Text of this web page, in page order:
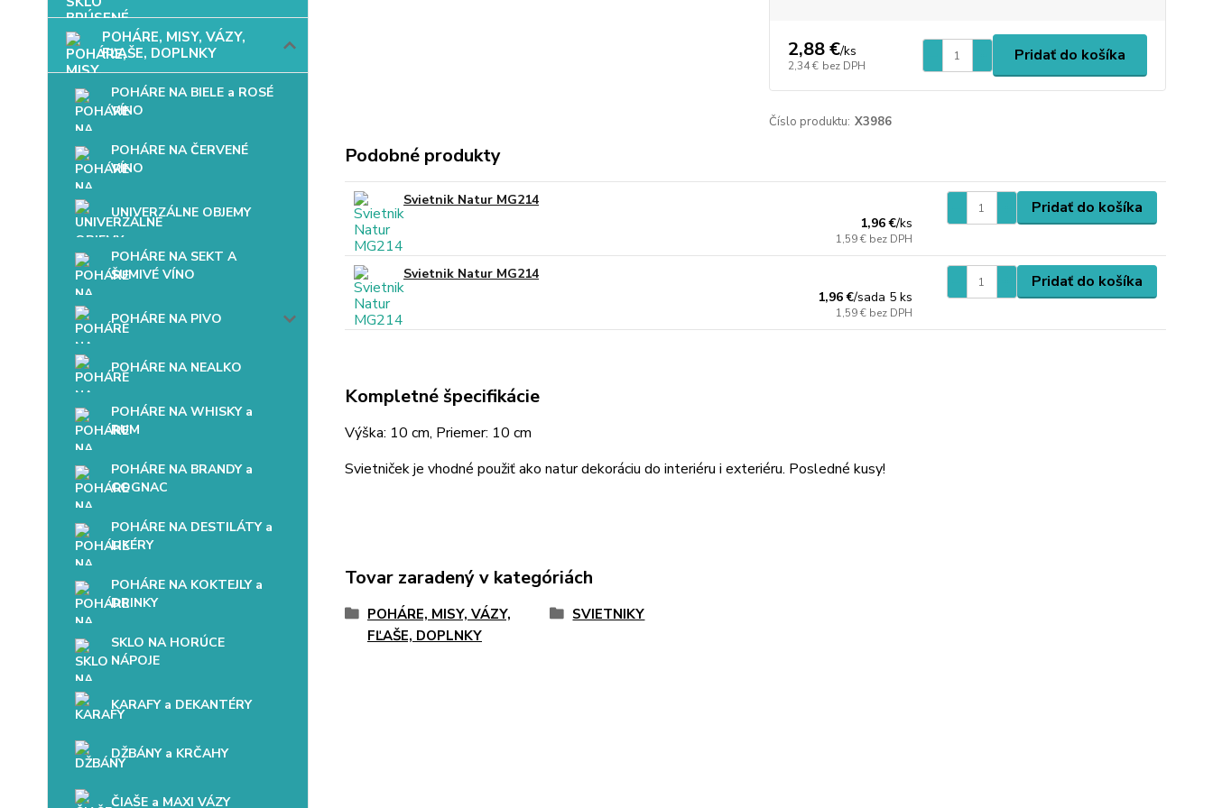
POHÁRE, MISY, VÁZY,
FĽAŠE, DOPLNKY
POHÁRE NA BIELE a ROSÉ
VÍNO
POHÁRE NA ČERVENÉ
VÍNO
UNIVERZÁLNE OBJEMY
POHÁRE NA SEKT A
ŠUMIVÉ VÍNO
POHÁRE NA PIVO
POHÁRE NA NEALKO
POHÁRE NA WHISKY a
RUM
POHÁRE NA BRANDY a
COGNAC
POHÁRE NA DESTILÁTY a
LIKÉRY
POHÁRE NA KOKTEJLY a
DRINKY
SKLO NA HORÚCE
NÁPOJE
KARAFY a DEKANTÉRY
DŽBÁNY a KRČAHY
ČIAŠE a MAXI VÁZY
2,88 €/ks
2,34 € bez DPH
Pridať do košíka
Číslo produktu: X3986
Podobné produkty
Svietnik Natur MG214
1,96 €/ks
1,59 € bez DPH
Pridať do košíka
Svietnik Natur MG214
1,96 €/sada 5 ks
1,59 € bez DPH
Pridať do košíka
Kompletné špecifikácie
Výška: 10 cm, Priemer: 10 cm
Svietniček je vhodné použiť ako natur dekoráciu do interiéru i exteriéru. Posledné kusy!
Tovar zaradený v kategóriách
POHÁRE, MISY, VÁZY,
FĽAŠE, DOPLNKY
SVIETNIKY